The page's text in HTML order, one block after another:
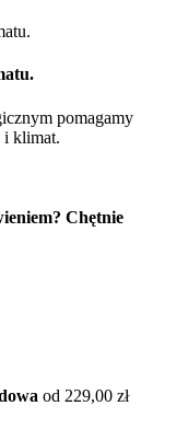
pomagamy
i klimat.
Chętnie
od 229,00 zł